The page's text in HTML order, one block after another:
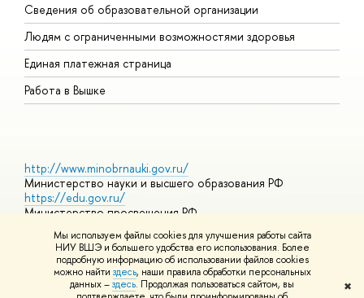
Мы используем файлы cookies для улучшения работы сайта
НИУ ВШЭ и большего удобства его использования. Более
подробную информацию об использовании файлов cookies
можно найти здесь, наши правила обработки персональных
данных –здесь. Продолжая пользоваться сайтом, вы
✖
Сведения об образовательной организации
Людям с ограниченными возможностями здоровья
Единая платежная страница
Работа в Вышке
http://www.minobrnauki.gov.ru/
Министерство науки и высшего образования РФ
https://edu.gov.ru/
Министерство просвещения РФ
https://elearning.hse.ru/mooc
Массовые открытые онлайн-курсы
© НИУ ВШЭ 1993–2026 Адреса и контактыУсловия